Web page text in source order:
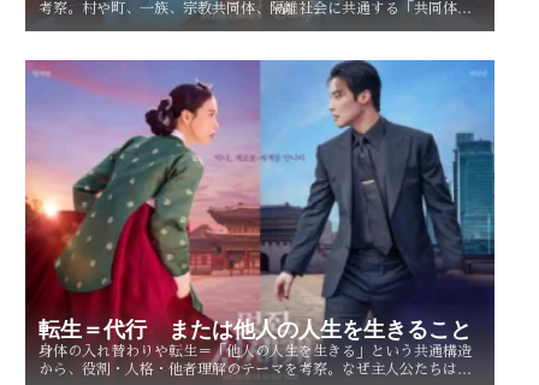
考察。村や町、一族、宗教共同体、隔離社会に共通する「共同体の
転生＝代行 または他人の人生を生きること
身体の入れ替わりや転生＝「他人の人生を生きる」という共通構造
から、役割・人格・他者理解のテーマを考察。なぜ主人公たちは他